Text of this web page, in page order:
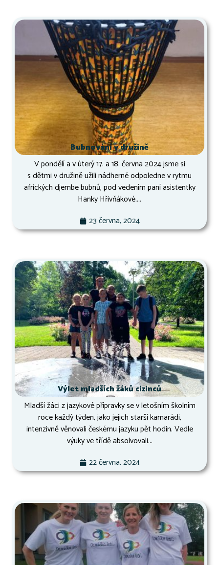
Bubnování v družině
V pondělí a v úterý 17. a 18. června 2024 jsme si
s dětmi v družině užili nádherné odpoledne v rytmu
afrických djembe bubnů, pod vedením paní asistentky
Hanky Hřivňákové....
23 června, 2024
Výlet mladších žáků cizinců
Mladší žáci z jazykové přípravky se v letošním školním
roce každý týden, jako jejich starší kamarádi,
intenzivně věnovali českému jazyku pět hodin. Vedle
výuky ve třídě absolvovali...
22 června, 2024